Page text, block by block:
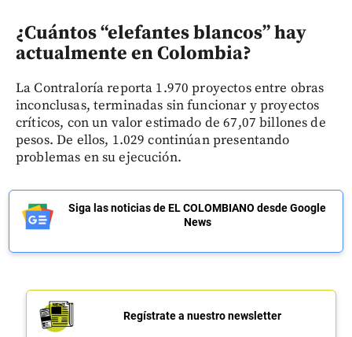
¿Cuántos “elefantes blancos” hay
actualmente en Colombia?
La Contraloría reporta 1.970 proyectos entre obras
inconclusas, terminadas sin funcionar y proyectos
críticos, con un valor estimado de 67,07 billones de
pesos. De ellos, 1.029 continúan presentando
problemas en su ejecución.
Siga las noticias de EL COLOMBIANO desde Google
News
Regístrate a nuestro newsletter